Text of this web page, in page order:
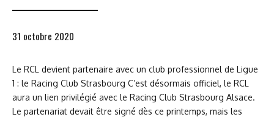
31 octobre 2020
Le RCL devient partenaire avec un club professionnel de Ligue
1 : le Racing Club Strasbourg C’est désormais officiel, le RCL
aura un lien privilégié avec le Racing Club Strasbourg Alsace.
Le partenariat devait être signé dès ce printemps, mais les